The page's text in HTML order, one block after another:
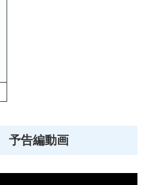
予告編動画